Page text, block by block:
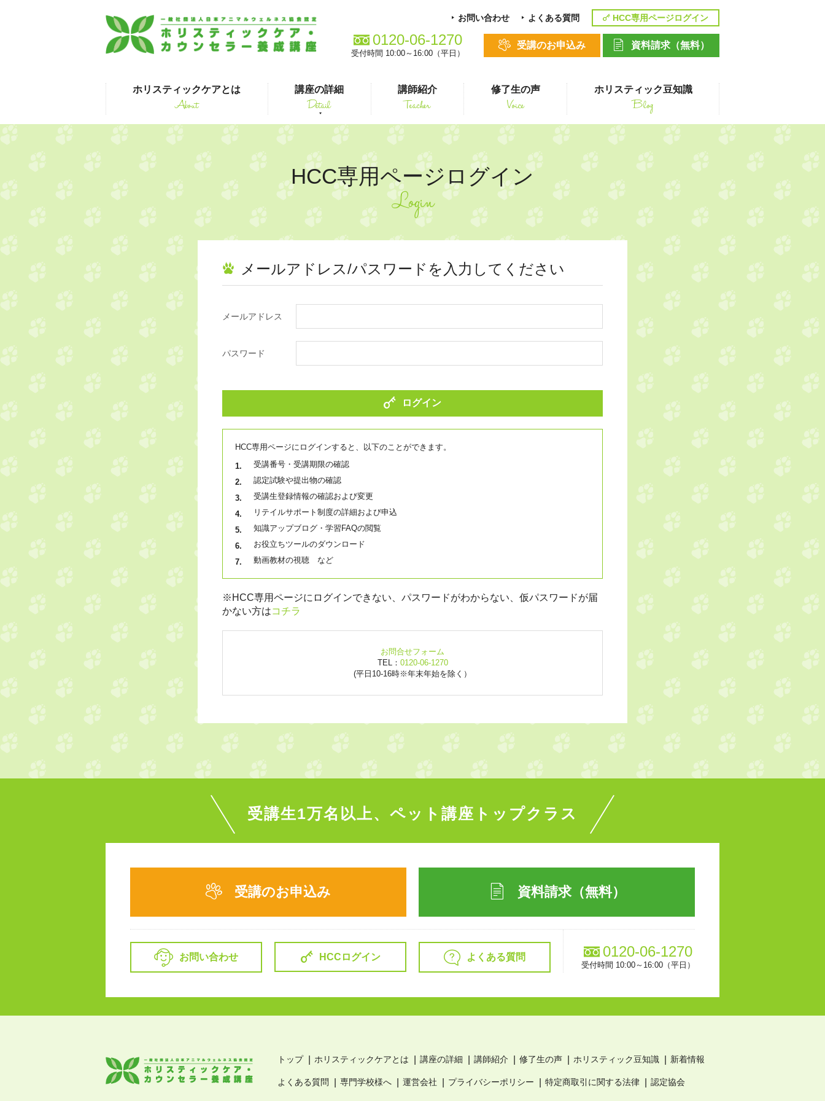
ホリスティックケアとは
About
講座の詳細
Detail
はじめて受講される方
ホリスティックケア・カウンセラー養成講座
スキルアップ講座
シニア犬介護コース ペットシッティングコース
講師紹介
Teacher
修了生の声
Voice
ホリスティック豆知識
Blog
受講のお申込み 資料請求（無料）
お問い合わせ HCC専用ページログイン
よくある質問
0120-06-1270
受付時間 10:00～16:00（平日）
HCC専用ページログイン
Login
メールアドレス/パスワードを入力してください
メールアドレス
パスワード
ログイン
HCC専用ページにログインすると、以下のことができます。
受講番号・受講期限の確認
認定試験や提出物の確認
受講生登録情報の確認および変更
リテイルサポート制度の詳細および申込
知識アップブログ・学習FAQの閲覧
お役立ちツールのダウンロード
動画教材の視聴 など
※HCC専用ページにログインできない、パスワードがわからない、仮パスワードが届
かない方はコチラ
お問合せフォーム
TEL： 0120-06-1270
(平日10-16時※年末年始を除く）
受講生1万名以上、 ペット講座トップクラス
受講のお申込み 資料請求（無料）
お問い合わせ HCCログイン よくある質問 0120-06-1270
受付時間 10:00～16:00（平日）
トップ ホリスティックケアとは 講座の詳細 講師紹介 修了生の声 ホリスティック豆知識 新着情報
よくある質問 専門学校様へ 運営会社 プライバシーポリシー 特定商取引に関する法律 認定協会